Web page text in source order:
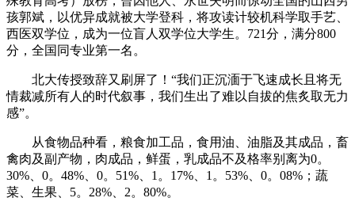
孩郭斌，以优异成就被大学登科，将攻读计较机科学取手艺、
西医双学位，成为一位盲人双学位大学生。721分，满分800
分，全国同专业第一名。
北大传授致辞又刷屏了！“我们正沉湎于飞速成长且将无
情裁减所有人的时代叙事，我们生出了难以自拔的焦炙取无力
感”。
从食物品种看，粮食加工品，食用油、油脂及其成品，畜
禽肉及副产物，肉成品，鲜蛋，乳成品不及格率别离为0。
30%、0。48%、0。51%、1。17%、1。53%、0。08%；蔬
菜、生果、5。28%、2。80%。